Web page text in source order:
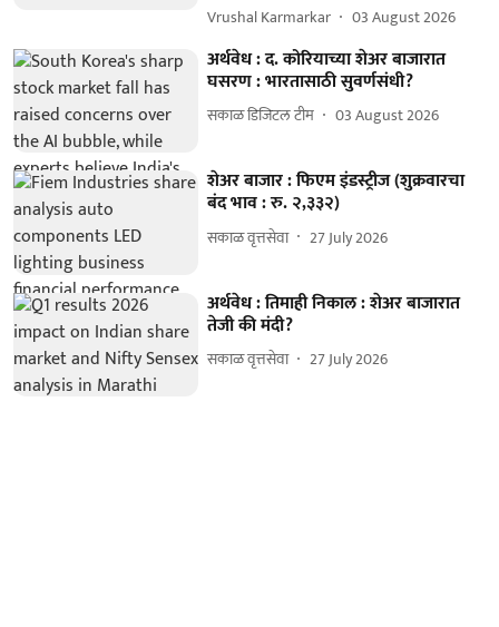
Vrushal Karmarkar 03 August 2026
अर्थवेध : द. कोरियाच्या शेअर बाजारात
घसरण : भारतासाठी सुवर्णसंधी?
सकाळ डिजिटल टीम 03 August 2026
शेअर बाजार : फिएम इंडस्ट्रीज (शुक्रवारचा
बंद भाव : रु. २,३३२)
सकाळ वृत्तसेवा 27 July 2026
अर्थवेध : तिमाही निकाल : शेअर बाजारात
तेजी की मंदी?
सकाळ वृत्तसेवा 27 July 2026